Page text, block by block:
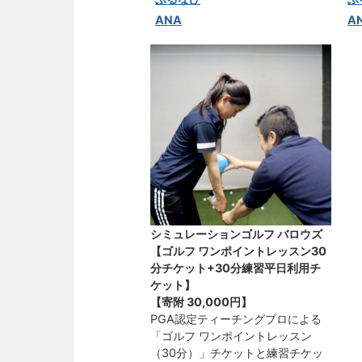
ANA
シミュレーションゴルフ バロウズ
【ゴルフ ワンポイントレッスン30
分チケット+30分練習平日利用チ
ケット】
【寄附30,000円】
PGA認定ティーチングプロによる
「ゴルフ ワンポイントレッスン
（30分）」チケットと練習チケッ